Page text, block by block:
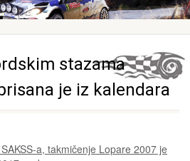
stazama
je iz kalendara
a, takmičenje Lopare 2007 je